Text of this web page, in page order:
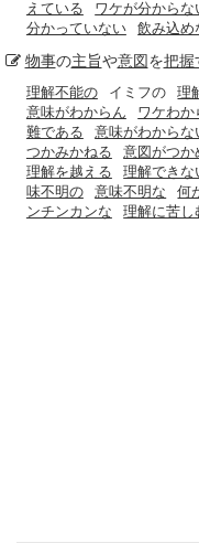
えている
ワケが分からな
分かっていない
飲み込め
物事の主旨や意図を把握
理解不能の イミフの 理
意味がわからん
ワケわか
難である
意味がわからな
つかみかねる
意図がつか
理解を越える
理解できな
味不明の
意味不明な 何
ンチンカンな
理解に苦し